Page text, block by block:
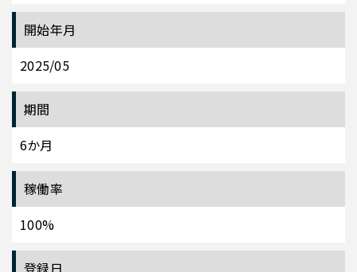
開始年月
2025/05
期間
6か月
稼働率
100%
登録日